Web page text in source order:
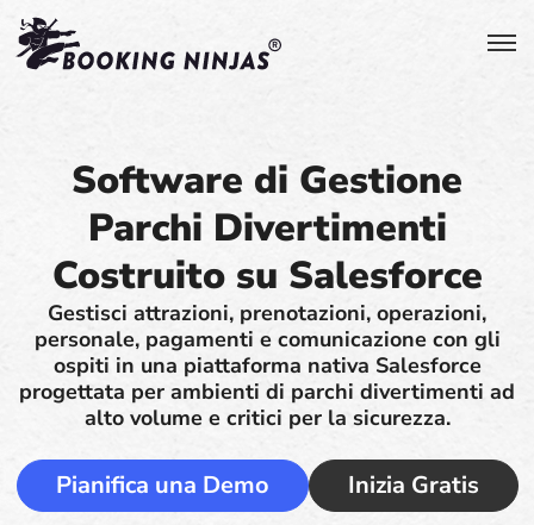
Software di Gestione
Parchi Divertimenti
Costruito su Salesforce
Gestisci attrazioni, prenotazioni, operazioni,
personale, pagamenti e comunicazione con gli
ospiti in una piattaforma nativa Salesforce
progettata per ambienti di parchi divertimenti ad
alto volume e critici per la sicurezza.
Pianifica una Demo Inizia Gratis